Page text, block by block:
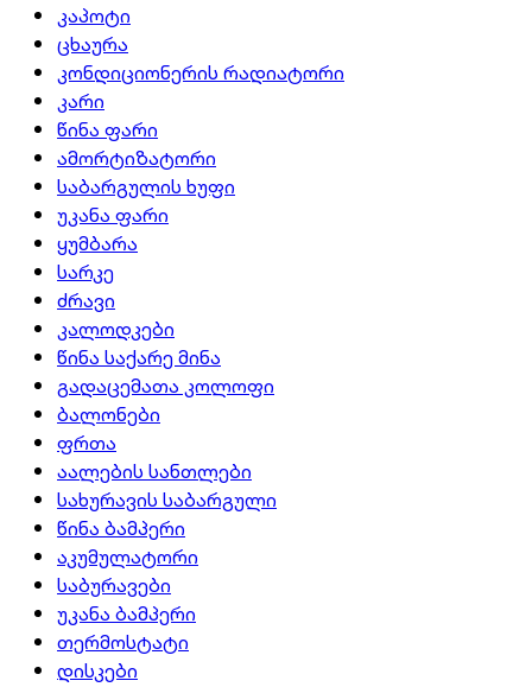
კაპოტი
ცხაურა
კონდიციონერის რადიატორი
კარი
წინა ფარი
ამორტიზატორი
საბარგულის ხუფი
უკანა ფარი
ყუმბარა
სარკე
ძრავი
კალოდკები
წინა საქარე მინა
გადაცემათა კოლოფი
ბალონები
ფრთა
აალების სანთლები
სახურავის საბარგული
წინა ბამპერი
აკუმულატორი
საბურავები
უკანა ბამპერი
თერმოსტატი
დისკები